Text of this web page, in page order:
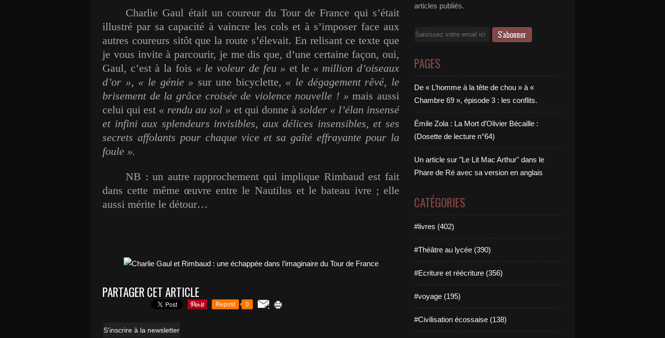
Charlie Gaul était un coureur du Tour de France qui s’était
illustré par sa capacité à vaincre les cols et à s’imposer face aux
autres coureurs sitôt que la route s’élevait. En relisant ce texte que
je vous invite à parcourir, je me dis que, d’une certaine façon, oui,
Gaul, c’est à la fois « le voleur de feu » et le « million d’oiseaux
d’or », « le génie » sur une bicyclette, « le dégagement rêvé, le
brisement de la grâce croisée de violence nouvelle ! »mais aussi
celui qui est « rendu au sol » et qui donne à solder « l’élan insensé
et infini aux splendeurs invisibles, aux délices insensibles, et ses
secrets affolants pour chaque vice et sa gaîté effrayante pour la
foule ».
NB : un autre rapprochement qui implique Rimbaud est fait
dans cette même œuvre entre le Nautilus et le bateau ivre ; elle
aussi mérite le détour…
PARTAGER CET ARTICLE
Repost 0
S'inscrire à la newsletter
articles publiés.
Email
PAGES
De « L’homme à la tête de chou » à «
Chambre 69 », épisode 3 : les conflits.
Émile Zola : La Mort d’Olivier Bécaille :
(Dosette de lecture n°64)
Un article sur "Le Lit Mac Arthur" dans le
Phare de Ré avec sa version en anglais
CATÉGORIES
#livres (402)
#Théâtre au lycée (390)
#Ecriture et réécriture (356)
#voyage (195)
#Civilisation écossaise (138)